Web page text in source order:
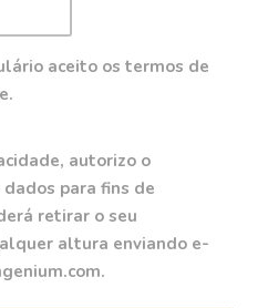
aceito os termos de
autorizo o
para fins de
retirar o seu
altura enviando e-